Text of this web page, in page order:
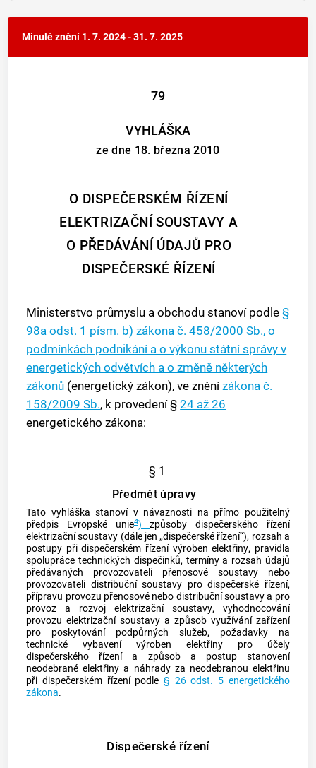
Minulé znění1. 7. 2024 - 31. 7. 2025
79
VYHLÁŠKA
ze dne 18. března 2010
O DISPEČERSKÉM ŘÍZENÍ
ELEKTRIZAČNÍ SOUSTAVY A
O PŘEDÁVÁNÍ ÚDAJŮ PRO
DISPEČERSKÉ ŘÍZENÍ
Ministerstvo průmyslu a obchodu stanoví podle§
98a odst. 1 písm. b) zákona č. 458/2000 Sb., o
podmínkách podnikání a o výkonu státní správy v
energetických odvětvích a o změně některých
zákonů (energetický zákon), ve zněnízákona č.
158/2009 Sb., k provedení §24 až 26
energetického zákona:
§ 1
Předmět úpravy
Tato vyhláška stanoví v návaznosti na přímo použitelný
předpis Evropské unie4)způsoby dispečerského řízení
elektrizační soustavy (dále jen „dispečerské řízení“), rozsah a
postupy při dispečerském řízení výroben elektřiny, pravidla
spolupráce technických dispečinků, termíny a rozsah údajů
předávaných provozovateli přenosové soustavynebo
provozovateli distribuční soustavy pro dispečerské řízení,
přípravu provozu přenosové nebo distribuční soustavya pro
provoz a rozvoj elektrizační soustavy, vyhodnocování
provozuelektrizační soustavy a způsob využívání zařízení
pro poskytování podpůrných služeb, požadavky na
technické vybavenívýroben elektřinypro účely
dispečerského řízení a způsob a postup stanovení
neodebrané elektřiny a náhrady za neodebranou elektřinu
při dispečerském řízení podle § 26 odst. 5 energetického
zákona.
Dispečerské řízení